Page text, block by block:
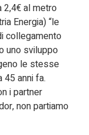
2,4€ al metro
Energia) “le
collegamento
uno sviluppo
le stesse
45 anni fa.
i partner
non partiamo